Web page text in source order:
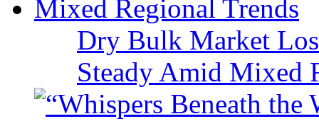
Dry Bulk Market
Steady Amid Mixed